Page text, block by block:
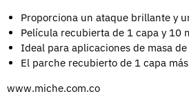
Proporciona un ataque brillante y
Película recubierta de 1 capa y 10
Ideal para aplicaciones de masa de
El parche recubierto de 1 capa
www.miche.com.co